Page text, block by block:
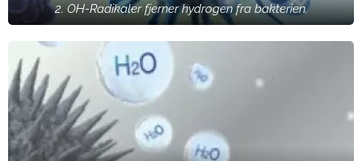
2. OH-Radikaler fjerner hydrogen fra bakterien.